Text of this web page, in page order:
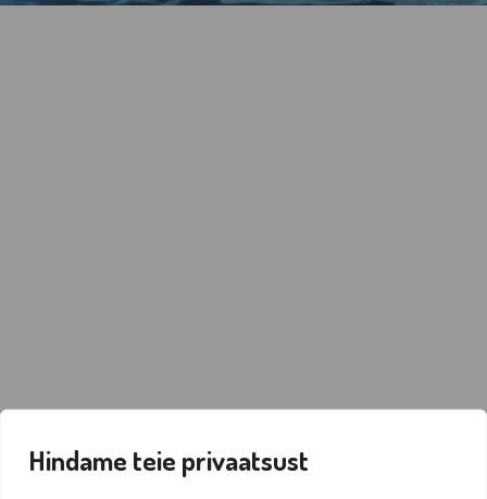
Hindame teie privaatsust